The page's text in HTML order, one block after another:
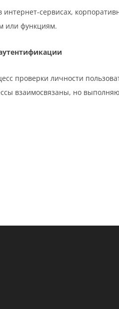
сервисах,
или функциям.
проверки личности
взаимосвязаны, но